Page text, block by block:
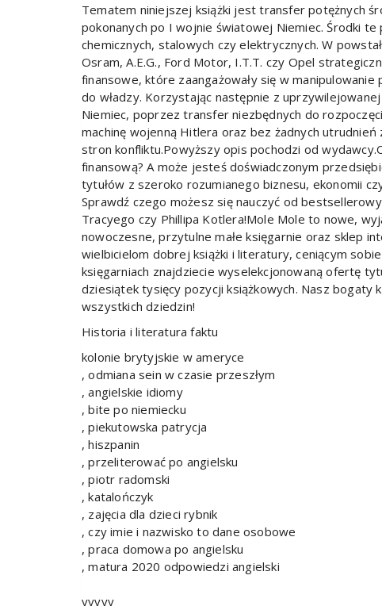
Tematem niniejszej książki jest transfer potężnych
pokonanych po I wojnie światowej Niemiec. Środki
chemicznych, stalowych czy elektrycznych. W
Osram, A.E.G., Ford Motor, I.T.T. czy Opel
finansowe, które zaangażowały się w
do władzy. Korzystając następnie z
Niemiec, poprzez transfer niezbędnych do
machinę wojenną Hitlera oraz bez żadnych
stron konfliktu.Powyższy opis pochodzi od
finansową? A może jesteś doświadczonym
tytułów z szeroko rozumianego biznesu, ekonomii
Sprawdź czego możesz się nauczyć od
Tracyego czy Phillipa Kotlera!Mole Mole to nowe,
nowoczesne, przytulne małe księgarnie oraz sklep
wielbicielom dobrej książki i literatury, ceniącym
księgarniach znajdziecie wyselekcjonowaną ofertę
dziesiątek tysięcy pozycji książkowych. Nasz bogaty
wszystkich dziedzin!
Historia i literatura faktu
kolonie brytyjskie w ameryce
, odmiana sein w czasie przeszłym
, angielskie idiomy
, bite po niemiecku
, piekutowska patrycja
, hiszpanin
, przeliterować po angielsku
, piotr radomski
, katalończyk
, zajęcia dla dzieci rybnik
, czy imie i nazwisko to dane osobowe
, praca domowa po angielsku
, matura 2020 odpowiedzi angielski
yyyyy